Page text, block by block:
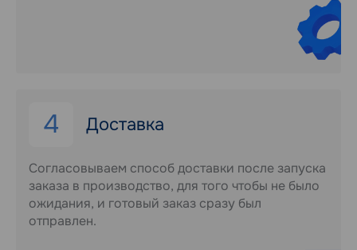
4 Доставка
Согласовываем способ доставки после запуска
заказа в производство, для того чтобы не было
ожидания, и готовый заказ сразу был
отправлен.